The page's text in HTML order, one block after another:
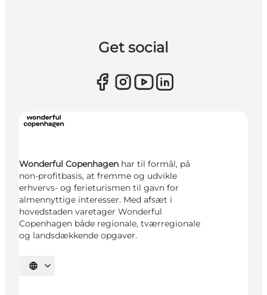
Get social
Wonderful Copenhagen har til formål, på
non-profitbasis, at fremme og udvikle
erhvervs- og ferieturismen til gavn for
almennyttige interesser. Med afsæt i
hovedstaden varetager Wonderful
Copenhagen både regionale, tværregionale
og landsdækkende opgaver.
Vælg sprog